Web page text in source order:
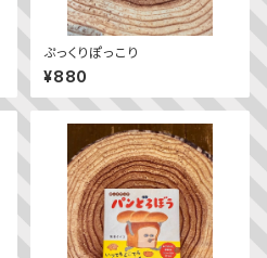
ぷっくりぽっこり
¥880